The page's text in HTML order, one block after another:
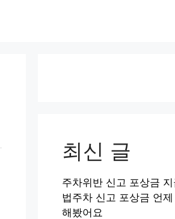
최신 글
주차위반 신고 포상금
법주차 신고 포상금 언
해봤어요